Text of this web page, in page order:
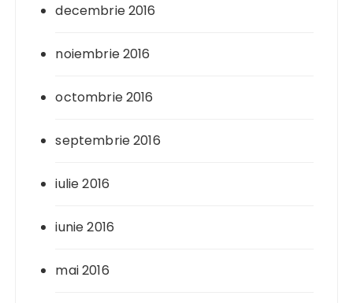
decembrie 2016
noiembrie 2016
octombrie 2016
septembrie 2016
iulie 2016
iunie 2016
mai 2016